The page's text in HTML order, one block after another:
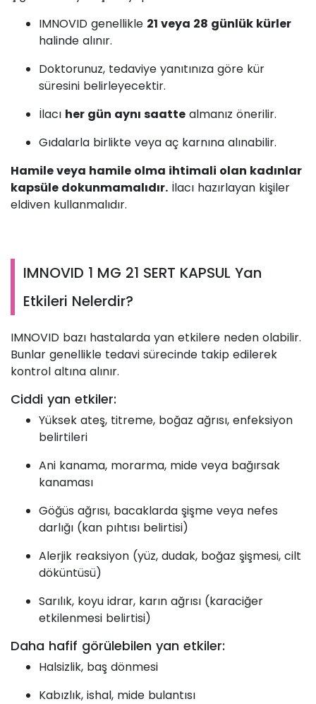
IMNOVID genellikle 21 veya 28 günlük kürler
halinde alınır.
Doktorunuz, tedaviye yanıtınıza göre kür
süresini belirleyecektir.
İlacı her gün aynı saatte almanız önerilir.
Gıdalarla birlikte veya aç karnına alınabilir.
Hamile veya hamile olma ihtimali olan kadınlar
kapsüle dokunmamalıdır. İlacı hazırlayan kişiler
eldiven kullanmalıdır.
IMNOVID 1 MG 21 SERT KAPSUL Yan
Etkileri Nelerdir?
IMNOVID bazı hastalarda yan etkilere neden olabilir.
Bunlar genellikle tedavi sürecinde takip edilerek
kontrol altına alınır.
Ciddi yan etkiler:
Yüksek ateş, titreme, boğaz ağrısı, enfeksiyon
belirtileri
Ani kanama, morarma, mide veya bağırsak
kanaması
Göğüs ağrısı, bacaklarda şişme veya nefes
darlığı (kan pıhtısı belirtisi)
Alerjik reaksiyon (yüz, dudak, boğaz şişmesi, cilt
döküntüsü)
Sarılık, koyu idrar, karın ağrısı (karaciğer
etkilenmesi belirtisi)
Daha hafif görülebilen yan etkiler:
Halsizlik, baş dönmesi
Kabızlık, ishal, mide bulantısı